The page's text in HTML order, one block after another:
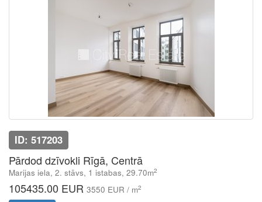
ID: 517203
Pārdod dzīvokli Rīgā, Centrā
Marijas iela, 2. stāvs, 1 istabas, 29.70m2
105435.00 EUR 3550 EUR / m2